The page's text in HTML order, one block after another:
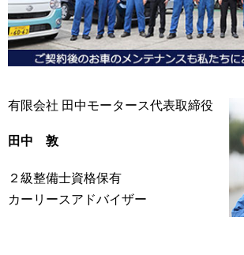
有限会社 田中モータース代表取締役
田中 敦
２級整備士資格保有
カーリースアドバイザー